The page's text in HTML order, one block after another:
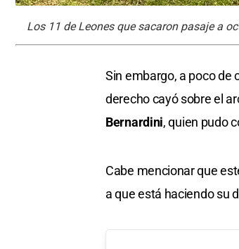
Los 11 de Leones que sacaron pasaje a
Sin embargo, a poco de
derecho cayó sobre el
Bernardini, quien pudo
Cabe mencionar que
a que está haciendo su